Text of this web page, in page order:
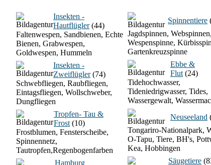
Insekten -
Hautflügler(44)
Faltenwespen, Sandbienen, Echte
Bienen, Grabwespen,
Goldwespen, Hummeln
Insekten -
Zweiflügler(74)
Schwebfliegen, Raubfliegen,
Eintagsfliegen, Wollschweber,
Dungfliegen
Tropfen- Tau &
Frost (10)
Frostblumen, Fensterscheibe,
Spinnennetz,
Tautropfen,Regenbogenfarben
Hamburg
Spinnentiere
Jagdspinnen, Webspinnen,
Wespenspinne,
Gartenkreuzspinne
Ebbe &
Flut (24)
Tidehochwasser,
Tideniedrigwasser, Tides,
Wassergewalt,
Neuseeland
Tongariro-Nationalpark,
O-Tapu, Tiere, BH's,
Kea, Hobbingen
Säugetiere